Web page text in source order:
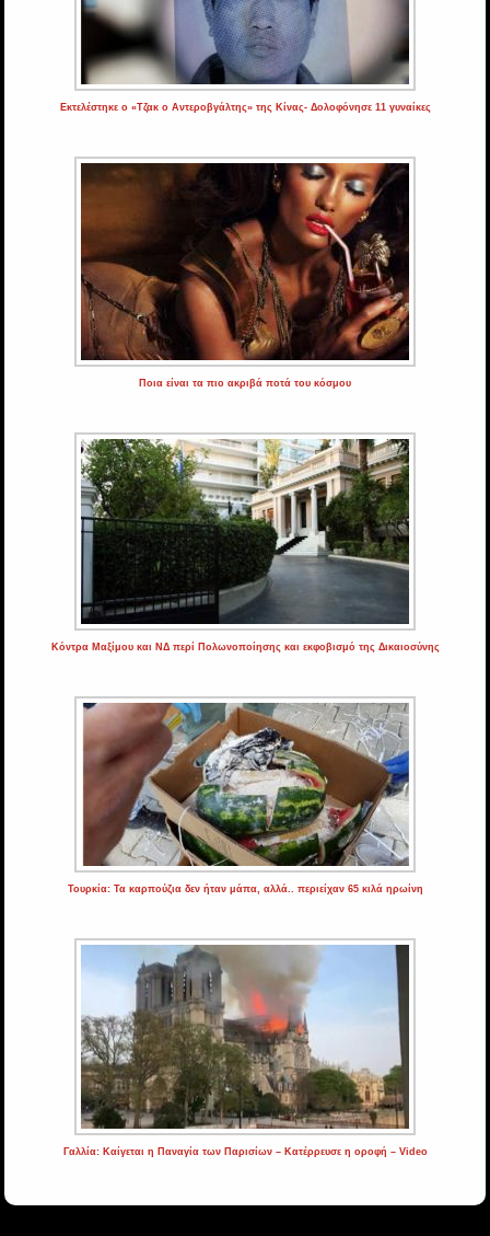
Εκτελέστηκε ο «Τζακ ο Αντεροβγάλτης» της Κίνας- Δολοφόνησε 11 γυναίκες
Ποια είναι τα πιο ακριβά ποτά του κόσμου
Κόντρα Μαξίμου και ΝΔ περί Πολωνοποίησης και εκφοβισμό της Δικαιοσύνης
Τουρκία: Τα καρπούζια δεν ήταν μάπα, αλλά.. περιείχαν 65 κιλά ηρωίνη
Γαλλία: Καίγεται η Παναγία των Παρισίων – Kατέρρευσε η οροφή – Video